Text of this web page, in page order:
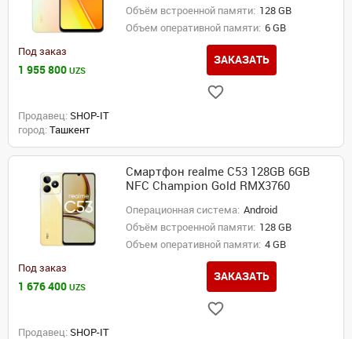
Объём встроенной памяти: 128 GB
Объем оперативной памяти: 6 GB
Под заказ
1 955 800 UZS
ЗАКАЗАТЬ
Продавец: SHOP-IT
город: Ташкент
Смартфон realme C53 128GB 6GB
NFC Champion Gold RMX3760
Операционная система: Android
Объём встроенной памяти: 128 GB
Объем оперативной памяти: 4 GB
Под заказ
1 676 400 UZS
ЗАКАЗАТЬ
Продавец: SHOP-IT